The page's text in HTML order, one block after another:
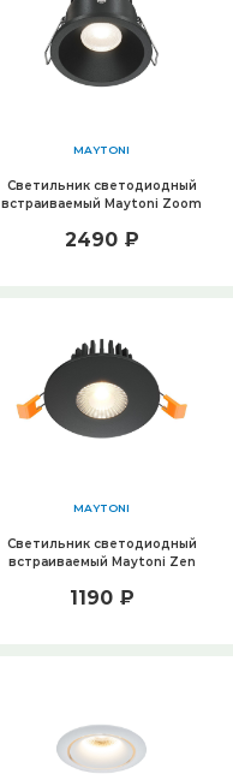
MAYTONI
Светильник светодиодный
встраиваемый Maytoni Zoom
2490 ₽
MAYTONI
Светильник светодиодный
встраиваемый Maytoni Zen
1190 ₽